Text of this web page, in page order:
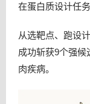
在蛋白质设计任
从选靶点、跑设
成功斩获9个强
肉疾病。